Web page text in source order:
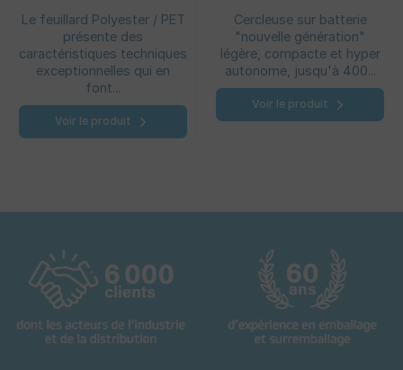
Le feuillard Polyester / PET
présente des
caractéristiques techniques
exceptionnelles qui en
font...
Voir le produit
13/16 mm
Cercleuse sur batterie
"nouvelle génération"
légère, compacte et hyper
autonome, jusqu'à 400...
Voir le produit